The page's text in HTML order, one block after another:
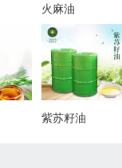
火麻油
紫苏籽油